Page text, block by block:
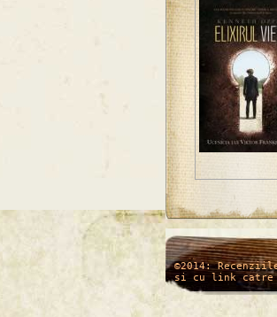
/* */
©2014:
si cu link catre